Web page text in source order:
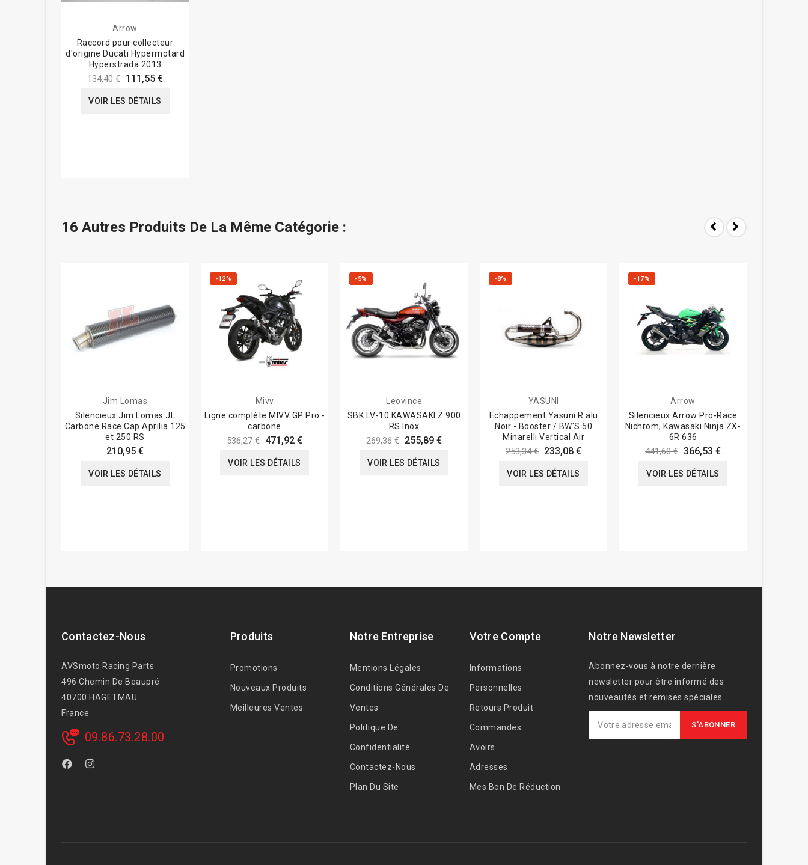
Arrow
Raccord pour collecteur
d'origine Ducati Hypermotard
Hyperstrada 2013
134,40 € 111,55 €
VOIR LES DÉTAILS
16 Autres Produits De La Même Catégorie :
Jim Lomas
Silencieux Jim Lomas JL
Carbone Race Cap Aprilia 125
et 250 RS
210,95 €
VOIR LES DÉTAILS
-12%
Mivv
Ligne complète MIVV GP Pro -
carbone
536,27 € 471,92 €
VOIR LES DÉTAILS
-5%
Leovince
SBK LV-10 KAWASAKI Z 900
RS Inox
269,36 € 255,89 €
VOIR LES DÉTAILS
-8%
YASUNI
Echappement Yasuni R alu
Noir - Booster / BW'S 50
Minarelli Vertical Air
253,34 € 233,08 €
VOIR LES DÉTAILS
-17%
Arrow
Silencieux Arrow Pro-Race
Nichrom, Kawasaki Ninja ZX-
6R 636
441,60 € 366,53 €
VOIR LES DÉTAILS
Contactez-Nous
AVSmoto Racing Parts
496 Chemin De Beaupré
40700 HAGETMAU
France
09.86.73.28.00
Produits
Promotions
Nouveaux Produits
Meilleures Ventes
Notre Entreprise
Mentions Légales
Conditions Générales De
Ventes
Politique De
Confidentialité
Contactez-Nous
Plan Du Site
Votre Compte
Informations
Personnelles
Retours Produit
Commandes
Avoirs
Adresses
Mes Bon De Réduction
Notre Newsletter
Abonnez-vous à notre dernière
newsletter pour être informé des
nouveautés et remises spéciales.